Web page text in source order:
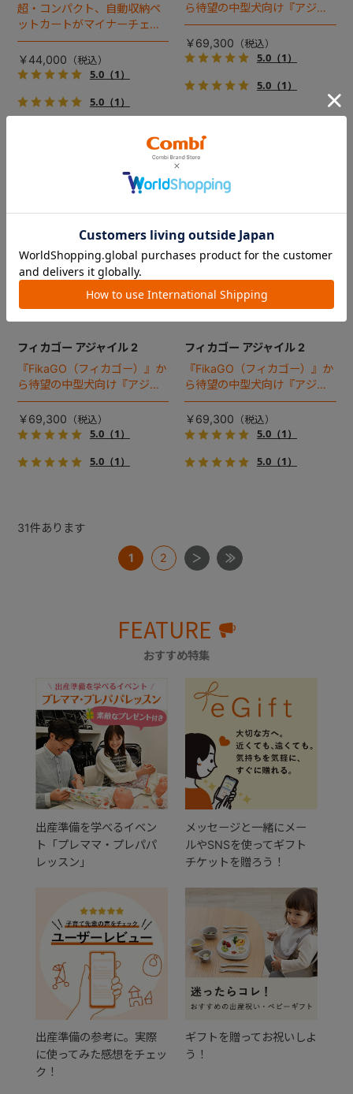
超・コンパクト、自動収納ペ
ットカートがマイナーチェン
ジ！
￥44,000
5.0（1）
5.0（1）
ら待望の中型犬向け『アジャ
イル２』 登場！耐荷重30kg
で、しかも1秒・自動収納機能
搭載！！
￥69,300
5.0（1）
5.0（1）
フィカゴー アジャイル 2
『FikaGO（フィカゴー）』か
ら待望の中型犬向け『アジャ
イル２』 登場！耐荷重30kg
で、しかも1秒・自動収納機能
搭載！！
￥69,300
5.0（1）
5.0（1）
フィカゴー アジャイル 2
『FikaGO（フィカゴー）』か
ら待望の中型犬向け『アジャ
イル２』 登場！耐荷重30kg
で、しかも1秒・自動収納機能
搭載！！
￥69,300
5.0（1）
5.0（1）
31件あります
1 2
FEATURE
おすすめ特集
出産準備を学べるイベン
ト「プレママ・プレパパ
レッスン」
メッセージと一緒にメー
ルやSNSを使ってギフト
チケットを贈ろう！
出産準備の参考に。実際
に使ってみた感想をチェッ
ク！
ギフトを贈ってお祝いしよ
う！